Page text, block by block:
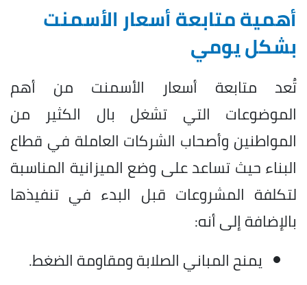
أهمية متابعة أسعار الأسمنت
بشكل يومي
تُعد متابعة أسعار الأسمنت من أهم
الموضوعات التي تشغل بال الكثير من
المواطنين وأصحاب الشركات العاملة في قطاع
البناء حيث تساعد على وضع الميزانية المناسبة
لتكلفة المشروعات قبل البدء في تنفيذها
بالإضافة إلى أنه:
يمنح المباني الصلابة ومقاومة الضغط.